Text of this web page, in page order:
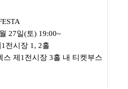
27일(토) 19:00~
전시장 1, 2홀
스 제1전시장 3홀 내 티켓부스